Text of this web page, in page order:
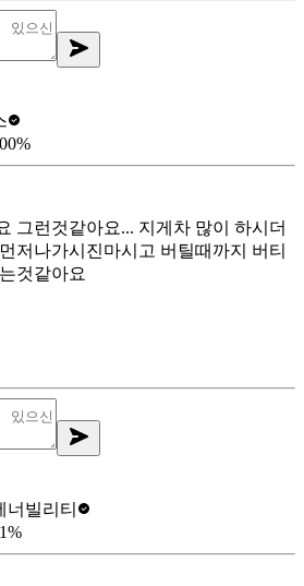
%
그런것같아요... 지게차 많이 하시더
저나가시진마시고 버틸때까지 버티
것같아요
너빌리티
%